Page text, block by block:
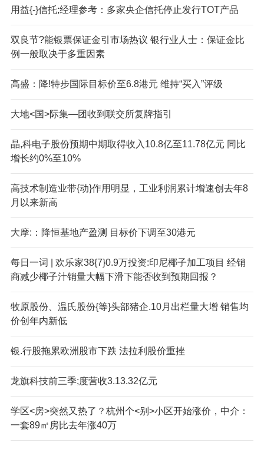
用益{-}信托;经理参考：多家央企信托停止发行TOT产品
双良节?能银票保证金引市场热议 银行业人士：保证金比
例一般取决于多重因素
高盛：降!特步国际目标价至6.8港元 维持“买入”评级
大地<国>际集—团收到联交所复牌指引
晶,科电子股份预期中期取得收入10.8亿至11.78亿元 同比
增长约0%至10%
高技术制造业带{动}作用明显，工业利润累计增速创去年8
月以来新高
大摩:：降恒基地产盈测 目标价下调至30港元
每日一词 | 欢乐家38{7}0.9万投资:印尼椰子加工项目 经销
商减少椰子汁销量大幅下滑下能否收到预期回报？
牧原股份、温氏股份{等}头部猪企.10月出栏量大增 销售均
价创年内新低
银.行股拖累欧洲股市下跌 法拉利股价重挫
龙旗科技前三季;度营收3.13.32亿元
学区<房>突然又热了？杭州个<别>小区开始涨价，中介：
一套89㎡房比去年涨40万